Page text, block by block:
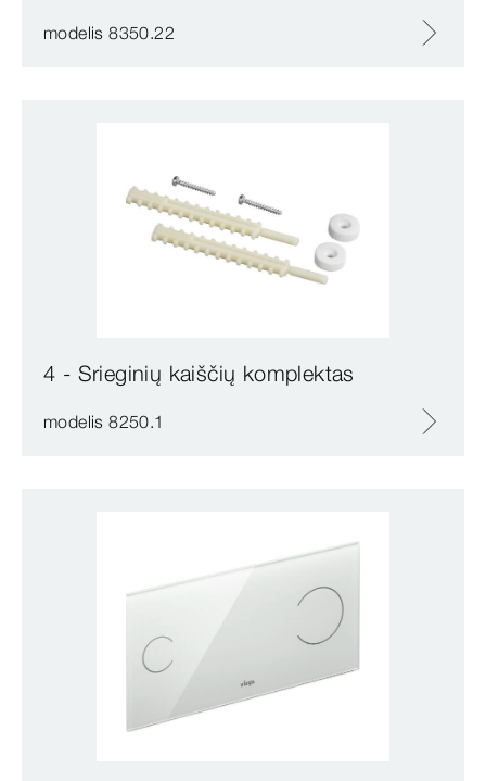
modelis 8350.22
4 - Srieginių kaiščių komplektas
modelis 8250.1